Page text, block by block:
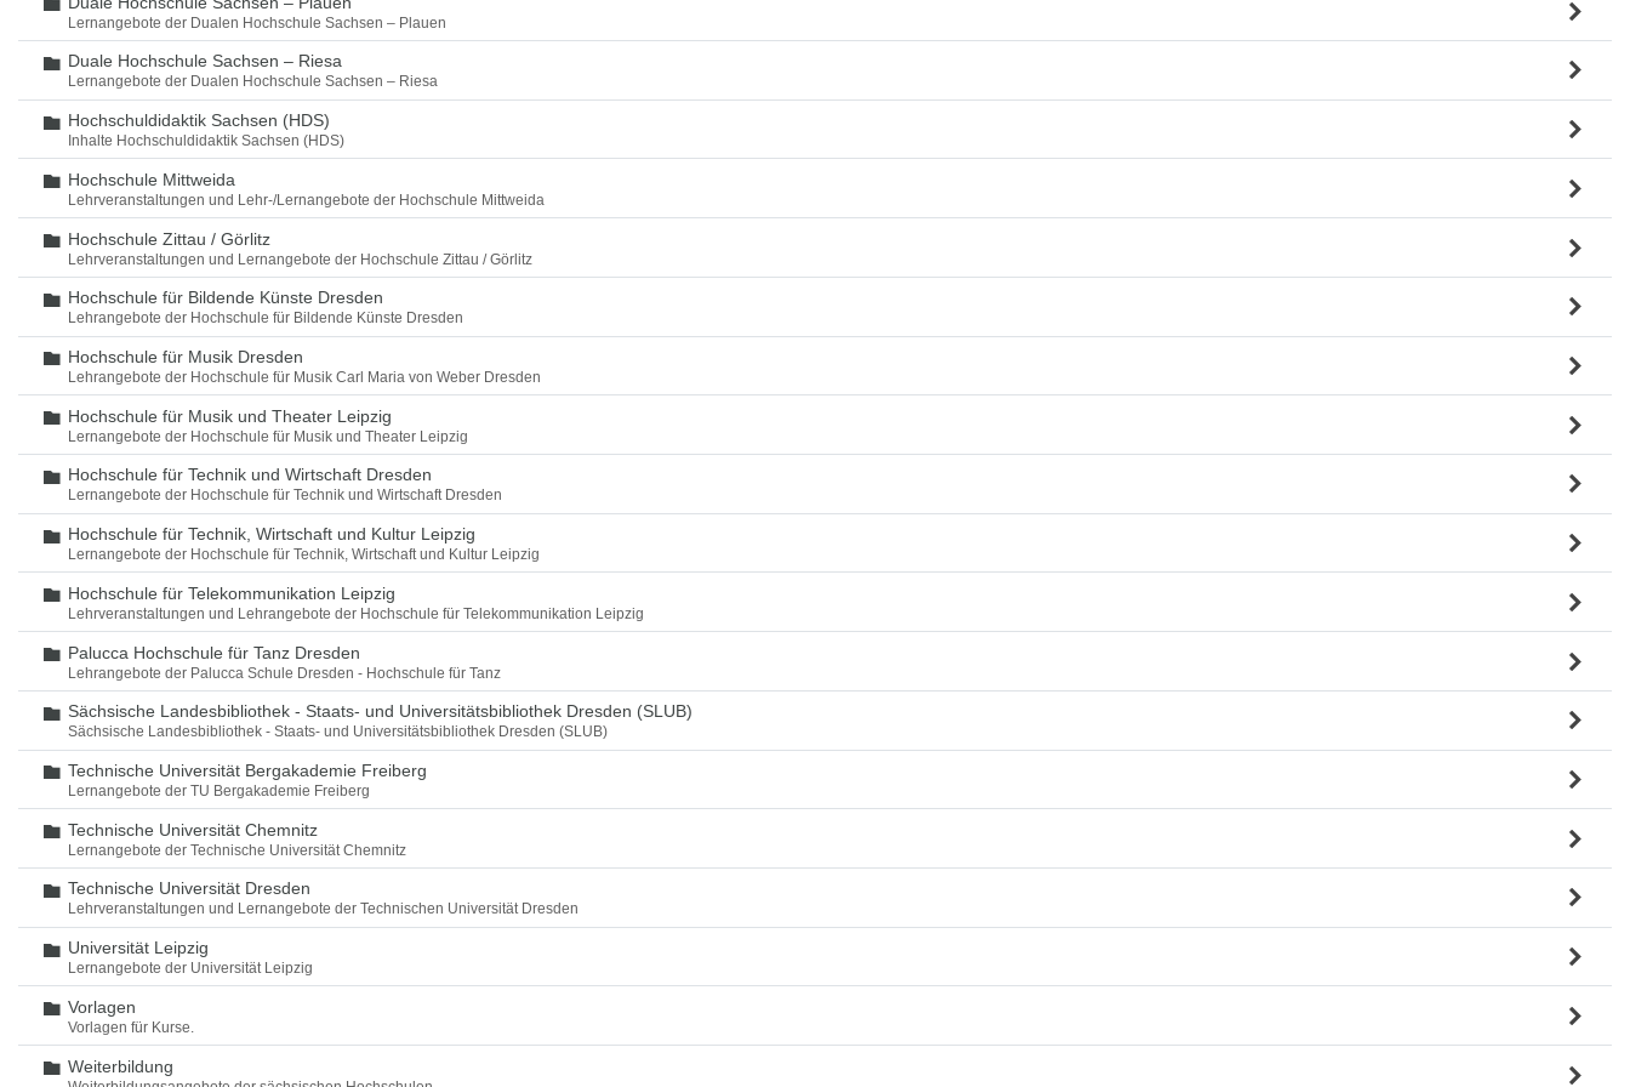
Lernangebote der Dualen Hochschule Sachsen – Plauen
Ordner
Duale Hochschule Sachsen – Riesa
Lernangebote der Dualen Hochschule Sachsen – Riesa
Ordner
Hochschuldidaktik Sachsen (HDS)
Inhalte Hochschuldidaktik Sachsen (HDS)
Ordner
Hochschule Mittweida
Lehrveranstaltungen und Lehr-/Lernangebote der Hochschule Mittweida
Ordner
Hochschule Zittau / Görlitz
Lehrveranstaltungen und Lernangebote der Hochschule Zittau / Görlitz
Ordner
Hochschule für Bildende Künste Dresden
Lehrangebote der Hochschule für Bildende Künste Dresden
Ordner
Hochschule für Musik Dresden
Lehrangebote der Hochschule für Musik Carl Maria von Weber Dresden
Ordner
Hochschule für Musik und Theater Leipzig
Lernangebote der Hochschule für Musik und Theater Leipzig
Ordner
Hochschule für Technik und Wirtschaft Dresden
Lernangebote der Hochschule für Technik und Wirtschaft Dresden
Ordner
Hochschule für Technik, Wirtschaft und Kultur Leipzig
Lernangebote der Hochschule für Technik, Wirtschaft und Kultur Leipzig
Ordner
Hochschule für Telekommunikation Leipzig
Lehrveranstaltungen und Lehrangebote der Hochschule für Telekommunikation Leipzig
Ordner
Palucca Hochschule für Tanz Dresden
Lehrangebote der Palucca Schule Dresden - Hochschule für Tanz
Ordner
Sächsische Landesbibliothek - Staats- und Universitätsbibliothek Dresden (SLUB)
Sächsische Landesbibliothek - Staats- und Universitätsbibliothek Dresden (SLUB)
Ordner
Technische Universität Bergakademie Freiberg
Lernangebote der TU Bergakademie Freiberg
Ordner
Technische Universität Chemnitz
Lernangebote der Technische Universität Chemnitz
Ordner
Technische Universität Dresden
Lehrveranstaltungen und Lernangebote der Technischen Universität Dresden
Ordner
Universität Leipzig
Lernangebote der Universität Leipzig
Ordner
Vorlagen
Vorlagen für Kurse.
Ordner
Weiterbildung